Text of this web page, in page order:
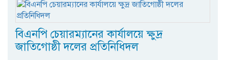
বিএনপি চেয়ারম্যানের কার্যালয়ে ক্ষুদ্র
জাতিগোষ্ঠী দলের প্রতিনিধিদল